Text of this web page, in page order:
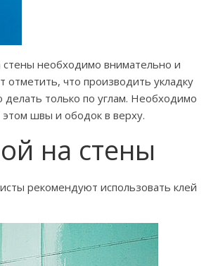
стены необходимо внимательно и
что производить укладку
делать только по углам. Необходимо
этом швы и ободок в верху.
на стены
рекомендуют использовать клей